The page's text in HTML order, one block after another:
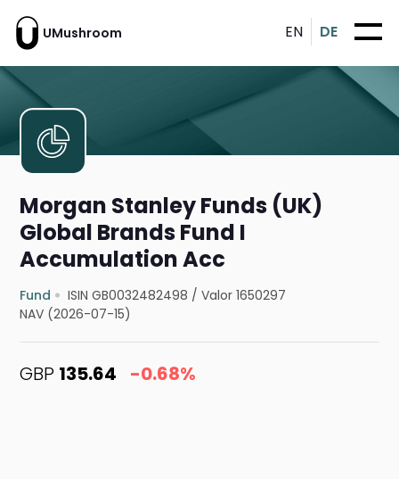
UMushroom EN DE
Morgan Stanley Funds (UK)
Global Brands Fund I
Accumulation Acc
Fund ISIN GB0032482498 /Valor 1650297
NAV (2026-07-15)
GBP 135.64 -0.68%